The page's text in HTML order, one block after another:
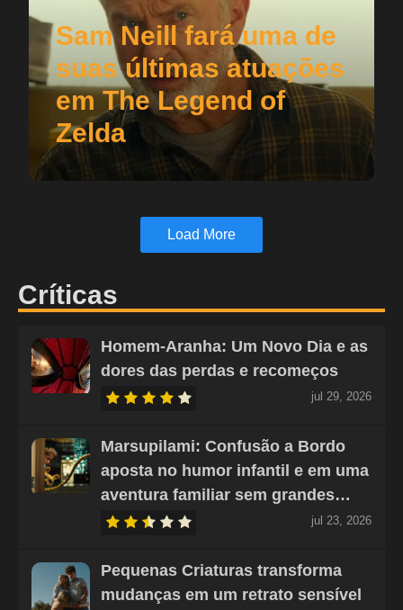
Sam Neill fará uma de
suas últimas atuações
em The Legend of
Zelda
Load More
Críticas
Homem-Aranha: Um Novo Dia e as
dores das perdas e recomeços
jul 29, 2026
Marsupilami: Confusão a Bordo
aposta no humor infantil e em uma
aventura familiar sem grandes…
jul 23, 2026
Pequenas Criaturas transforma
mudanças em um retrato sensível